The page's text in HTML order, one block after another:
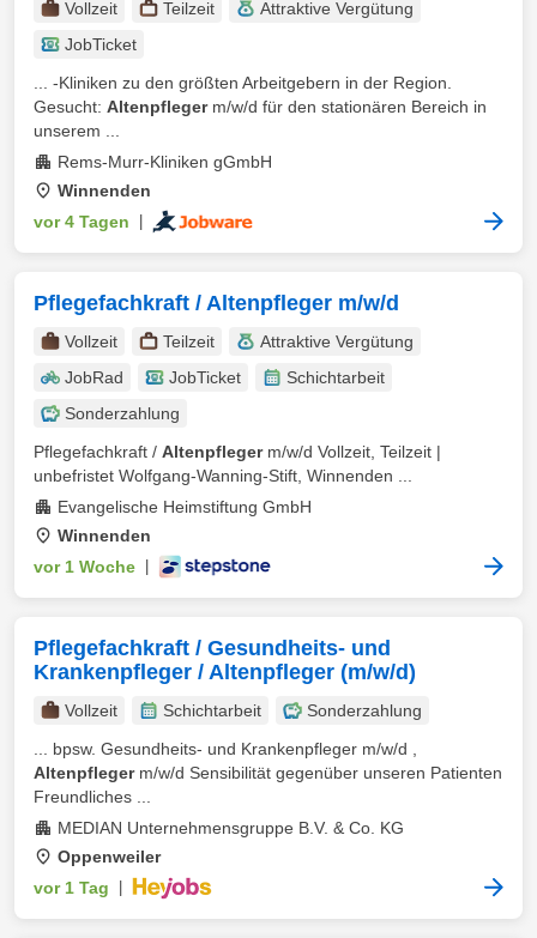
Vollzeit Teilzeit
Attraktive Vergütung
JobTicket
... -Kliniken zu den größten Arbeitgebern in der Region.
Gesucht: Altenpflegerm/w/d für den stationären Bereich in
unserem ...
Rems-Murr-Kliniken gGmbH
Winnenden
vor 4 Tagen
Pflegefachkraft / Altenpfleger m/w/d
Vollzeit Teilzeit
Attraktive Vergütung
JobRad
JobTicket
Schichtarbeit
Sonderzahlung
Pflegefachkraft / Altenpflegerm/w/d Vollzeit, Teilzeit |
unbefristet Wolfgang-Wanning-Stift, Winnenden ...
Evangelische Heimstiftung GmbH
Winnenden
vor 1 Woche
Pflegefachkraft / Gesundheits- und
Krankenpfleger / Altenpfleger (m/w/d)
Vollzeit Schichtarbeit
Sonderzahlung
... bpsw. Gesundheits- und Krankenpfleger m/w/d ,
Altenpflegerm/w/d Sensibilität gegenüber unseren Patienten
Freundliches ...
MEDIAN Unternehmensgruppe B.V. & Co. KG
Oppenweiler
vor 1 Tag